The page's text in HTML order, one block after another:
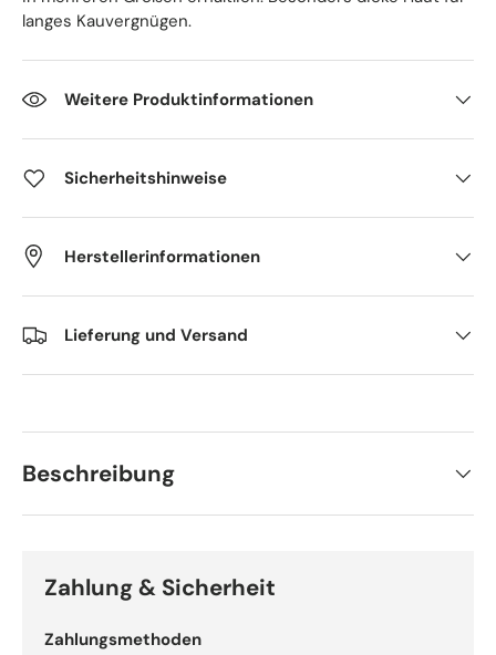
langes Kauvergnügen.
Weitere Produktinformationen
Sicherheitshinweise
Herstellerinformationen
Lieferung und Versand
Beschreibung
Zahlung & Sicherheit
Zahlungsmethoden